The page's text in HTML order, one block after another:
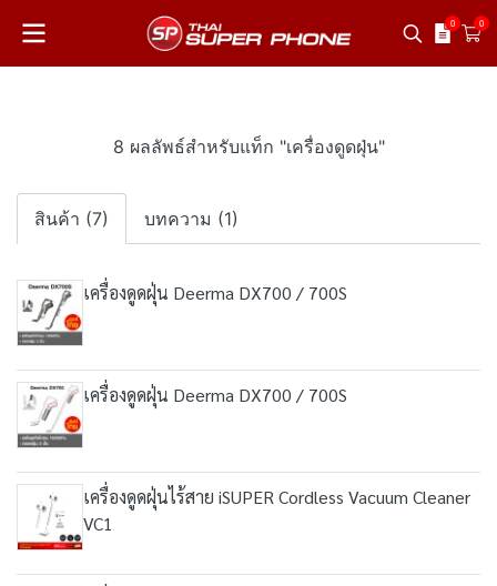
0 0
8 ผลลัพธ์สำหรับแท็ก "เครื่องดูดฝุ่น"
สินค้า (7) บทความ (1)
เครื่องดูดฝุ่น Deerma DX700 / 700S
เครื่องดูดฝุ่น Deerma DX700 / 700S
เครื่องดูดฝุ่นไร้สาย iSUPER Cordless Vacuum Cleaner
VC1